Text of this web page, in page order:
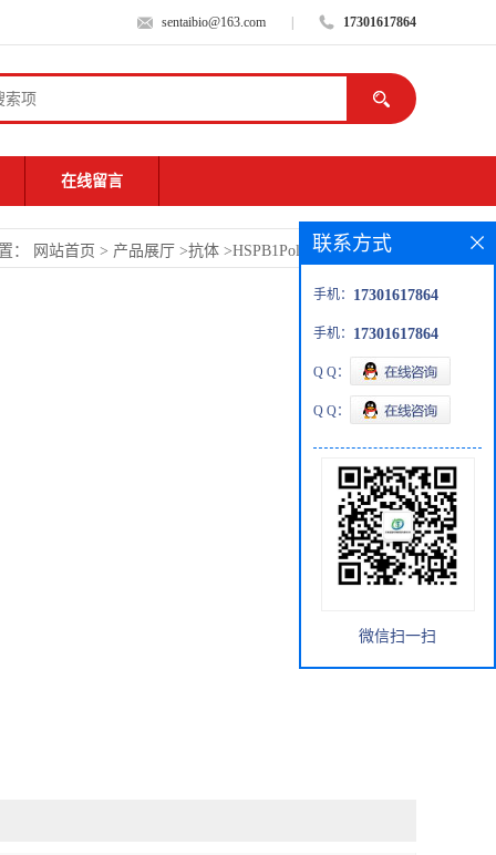
sentaibio@163.com 17301617864
在线留言
： 网站首页 > 产品展厅 >抗体 >HSPB1PolyclonalAntibody
联系方式
手机： 17301617864
手机： 17301617864
Q Q：
Q Q：
微信扫一扫